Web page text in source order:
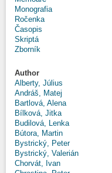
Monografia
Ročenka
Časopis
Skriptá
Zborník
Author
Alberty, Július
Andráš, Matej
Bartlová, Alena
Bílková, Jitka
Budilová, Lenka
Bútora, Martin
Bystrický, Peter
Bystrický, Valerián
Chorvát, Ivan